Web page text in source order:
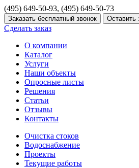
(495) 649-50-93, (495) 649-50-73
Сделать заказ
О компании
Каталог
Услуги
Наши объекты
Опросные листы
Решения
Статьи
Отзывы
Контакты
Очистка стоков
Водоснабжение
Проекты
Текущие работы